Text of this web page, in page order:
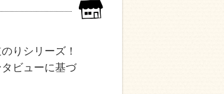
りシリーズ！
ビューに基づ